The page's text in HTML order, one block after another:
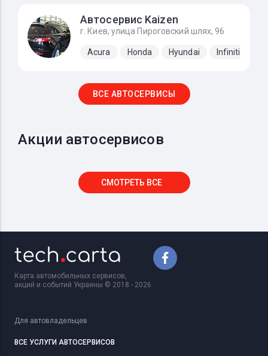
Автосервис Kaizen
г. Киев, улица Пироговский шлях, 96
Acura Honda Hyundai Infiniti
ВСЕ АВТОСЕРВИСЫ
Акции автосервисов
СМОТРЕТЬ ВСЕ
Карта автомобильных сервисов,
акций и событий Украины © 2018 - 2026
Для автовладельцев
ВСЕ УСЛУГИ АВТОСЕРВИСОВ